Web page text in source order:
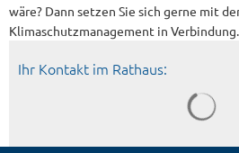
wäre? Dann setzen Sie sich gerne mit
Klimaschutzmanagement in Verbindung.
Ihr Kontakt im Rathaus: